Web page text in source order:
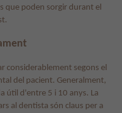
que poden sorgir durant el
considerablement segons el
del pacient. Generalment,
útil d'entre 5 i 10 anys. La
al dentista són claus per a